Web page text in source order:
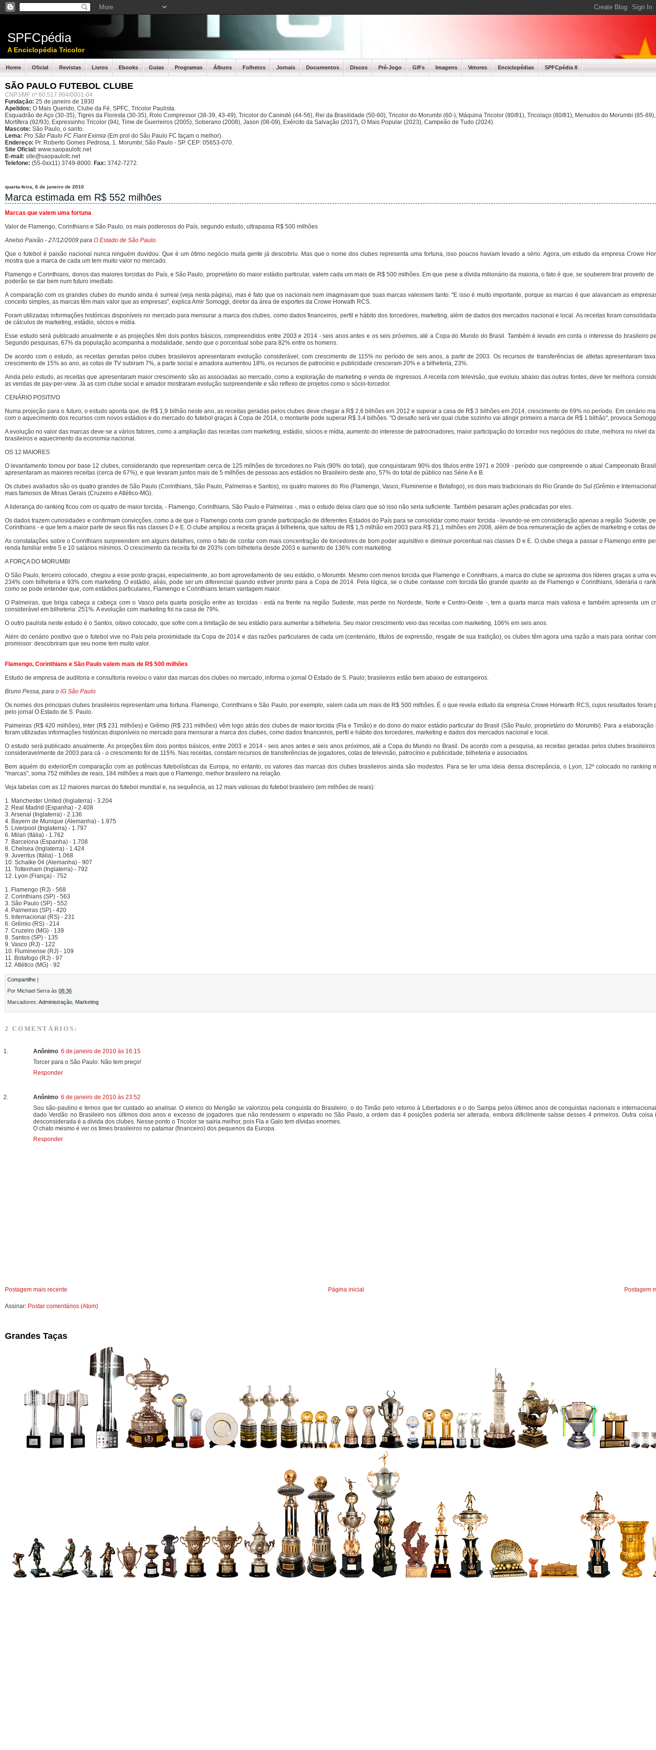
SPFCpédia
A Enciclopédia Tricolor
Home Oficial Revistas Livros Ebooks Guias Programas Álbuns Folhetos Jornais Documentos Discos Pré-Jogo GIFs Imagens Vetores Enciclopédias SPFCpédia II
SÃO PAULO FUTEBOL CLUBE
CNPJ/MF nº 60.517.984/0001-04
Fundação: 25 de janeiro de 1930
Apelidos: O Mais Querido, Clube da Fé, SPFC, Tricolor Paulista.
Esquadrão de Aço (30-35), Tigres da Floresta (30-35), Rolo Compressor (38-39, 43-49), Tricolor do Canindé (44-56), Rei da Brasilidade (50-60), Tricolor do Morumbi (60-), Máquina Tricolor (80/81), Tricolaço (80/81), Menudos do Morumbi (85-
Mortífera (92/93), Expressinho Tricolor (94), Time de Guerreiros (2005), Soberano (2008), Jason (08-09), Exército da Salvação (2017), O Mais Popular (2023), Campeão de Tudo (2024).
Mascote: São Paulo, o santo.
Lema: Pro São Paulo FC Fiant Eximia (Em prol do São Paulo FC façam o melhor).
Endereço: Pr. Roberto Gomes Pedrosa, 1. Morumbi; São Paulo - SP. CEP: 05653-070.
Site Oficial: www.saopaulofc.net
E-mail: site@saopaulofc.net
Telefone: (55-0xx11) 3749-8000. Fax: 3742-7272.
quarta-feira, 6 de janeiro de 2010
Marca estimada em R$ 552 milhões
Marcas que valem uma fortuna
Valor de Flamengo, Corinthians e São Paulo, os mais poderosos do País, segundo estudo, ultrapassa R$ 500 milhões
Anelso Paixão - 27/12/2009 para O Estado de São Paulo.
Que o futebol é paixão nacional nunca ninguém duvidou. Que é um ótimo negócio muita gente já descobriu. Mas que o nome dos clubes representa uma fortuna, isso poucos haviam levado a sério. Agora, um estudo da empresa Crowe
mostra que a marca de cada um tem muito valor no mercado.
Flamengo e Corinthians, donos das maiores torcidas do País, e São Paulo, proprietário do maior estádio particular, valem cada um mais de R$ 500 milhões. Em que pese a dívida milionário da maioria, o fato é que, se souberem tirar proveito de
poderão se dar bem num futuro imediato.
A comparação com os grandes clubes do mundo ainda é surreal (veja nesta página), mas é fato que os nacionais nem imaginavam que suas marcas valessem tanto. "E isso é muito importante, porque as marcas é que alavancam as
conceito simples, as marcas têm mais valor que as empresas", explica Amir Somoggi, diretor da área de esportes da Crowe Horwath RCS.
Foram utilizadas informações históricas disponíveis no mercado para mensurar a marca dos clubes, como dados financeiros, perfil e hábito dos torcedores, marketing, além de dados dos mercados nacional e local. As receitas foram
de cálculos de marketing, estádio, sócios e mídia.
Esse estudo será publicado anualmente e as projeções têm dois pontos básicos, compreendidos entre 2003 e 2014 - seis anos antes e os seis próximos, até a Copa do Mundo do Brasil. Também é levado em conta o interesse do brasileiro
Segundo pesquisas, 67% da população acompanha a modalidade, sendo que o porcentual sobe para 82% entre os homens.
De acordo com o estudo, as receitas geradas pelos clubes brasileiros apresentaram evolução considerável, com crescimento de 115% no período de seis anos, a partir de 2003. Os recursos de transferências de atletas apresentaram
crescimento de 15% ao ano, as cotas de TV subiram 7%, a parte social e amadora aumentou 18%, os recursos de patrocínio e publicidade cresceram 20% e a bilheteria, 23%.
Ainda pelo estudo, as receitas que apresentaram maior crescimento são as associadas ao mercado, como a exploração de marketing e venda de ingressos. A receita com televisão, que evoluiu abaixo das outras fontes, deve ter melhora
as vendas de pay-per-view. Já as com clube social e amador mostraram evolução surpreendente e são reflexo de projetos como o sócio-torcedor.
CENÁRIO POSITIVO
Numa projeção para o futuro, o estudo aponta que, de R$ 1,9 bilhão neste ano, as receitas geradas pelos clubes deve chegar a R$ 2,6 bilhões em 2012 e superar a casa de R$ 3 bilhões em 2014, crescimento de 69% no período. Em cenário
com o aquecimento dos recursos com novos estádios e do mercado do futebol graças à Copa de 2014, o montante pode superar R$ 3,4 bilhões. "O desafio será ver qual clube sozinho vai atingir primeiro a marca de R$ 1 bilhão", provoca
A evolução no valor das marcas deve-se a vários fatores, como a ampliação das receitas com marketing, estádio, sócios e mídia, aumento do interesse de patrocinadores, maior participação do torcedor nos negócios do clube, melhora no nível
brasileiros e aquecimento da economia nacional.
OS 12 MAIORES
O levantamento tomou por base 12 clubes, considerando que representam cerca de 125 milhões de torcedores no País (90% do total), que conquistaram 90% dos títulos entre 1971 e 2009 - período que compreende o atual Campeonato
apresentaram as maiores receitas (cerca de 67%), e que levaram juntos mais de 5 milhões de pessoas aos estádios no Brasileiro deste ano, 57% do total de público nas Série A e B.
Os clubes avaliados são os quatro grandes de São Paulo (Corinthians, São Paulo, Palmeiras e Santos), os quatro maiores do Rio (Flamengo, Vasco, Fluminense e Botafogo), os dois mais tradicionais do Rio Grande do Sul (Grêmio e
mais famosos de Minas Gerais (Cruzeiro e Atlético-MG).
A liderança do ranking ficou com os quatro de maior torcida, - Flamengo, Corinthians, São Paulo e Palmeiras -, mas o estudo deixa claro que só isso não seria suficiente. Também pesaram ações praticadas por eles.
Os dados trazem curiosidades e confirmam convicções, como a de que o Flamengo conta com grande participação de diferentes Estados do País para se consolidar como maior torcida - levando-se em consideração apenas a região Sudeste,
Corinthians - e que tem a maior parte de seus fãs nas classes D e E. O clube ampliou a receita graças à bilheteria, que saltou de R$ 1,5 milhão em 2003 para R$ 21,1 milhões em 2008, além de boa remuneração de ações de marketing e cotas de
As constatações sobre o Corinthians surpreendem em alguns detalhes, como o fato de contar com mais concentração de torcedores de bom poder aquisitivo e diminuir porcentual nas classes D e E. O clube chega a passar o Flamengo entre
renda familiar entre 5 e 10 salários mínimos. O crescimento da receita foi de 203% com bilheteria desde 2003 e aumento de 136% com marketing.
A FORÇA DO MORUMBI
O São Paulo, terceiro colocado, chegou a esse posto graças, especialmente, ao bom aproveitamento de seu estádio, o Morumbi. Mesmo com menos torcida que Flamengo e Corinthians, a marca do clube se aproxima dos líderes graças a uma
234% com bilheteria e 93% com marketing. O estádio, aliás, pode ser um diferencial quando estiver pronto para a Copa de 2014. Pela lógica, se o clube contasse com torcida tão grande quanto as de Flamengo e Corinthians, lideraria o
como se pode entender que, com estádios particulares, Flamengo e Corinthians teriam vantagem maior.
O Palmeiras, que briga cabeça a cabeça com o Vasco pela quarta posição entre as torcidas - está na frente na região Sudeste, mas perde no Nordeste, Norte e Centro-Oeste -, tem a quarta marca mais valiosa e também apresenta um
considerável em bilheteria: 251%. A evolução com marketing foi na casa de 79%.
O outro paulista neste estudo é o Santos, oitavo colocado, que sofre com a limitação de seu estádio para aumentar a bilheteria. Seu maior crescimento veio das receitas com marketing, 106% em seis anos.
Além do cenário positivo que o futebol vive no País pela proximidade da Copa de 2014 e das razões particulares de cada um (centenário, títulos de expressão, resgate de sua tradição), os clubes têm agora uma razão a mais para sonhar
promissor: descobriram que seu nome tem muito valor.
Flamengo, Corinthians e São Paulo valem mais de R$ 500 milhões
Estudo de empresa de auditoria e consultoria revelou o valor das marcas dos clubes no mercado, informa o jornal O Estado de S. Paulo; brasileiros estão bem abaixo de estrangeiros.
Bruno Pessa, para o iG São Paulo
Os nomes dos principais clubes brasileiros representam uma fortuna. Flamengo, Corinthians e São Paulo, por exemplo, valem cada um mais de R$ 500 milhões. É o que revela estudo da empresa Crowe Horwarth RCS, cujos resultados foram
pelo jornal O Estado de S. Paulo.
Palmeiras (R$ 420 milhões), Inter (R$ 231 milhões) e Grêmio (R$ 231 milhões) vêm logo atrás dos clubes de maior torcida (Fla e Timão) e do dono do maior estádio particular do Brasil (São Paulo, proprietário do Morumbi). Para a elaboração
foram utilizadas informações históricas disponíveis no mercado para mensurar a marca dos clubes, como dados financeiros, perfil e hábito dos torcedores, marketing e dados dos mercados nacional e local.
O estudo será publicado anualmente. As projeções têm dois pontos básicos, entre 2003 e 2014 - seis anos antes e seis anos próximos, até a Copa do Mundo no Brasil. De acordo com a pesquisa, as receitas geradas pelos clubes
consideravelmente de 2003 para cá - o crescimento foi de 115%. Nas receitas, constam recursos de transferências de jogadores, cotas de televisão, patrocínio e publicidade, bilheteria e associados.
Bem aquém do exteriorEm comparação com as potências futebolísticas da Europa, no entanto, os valores das marcas dos clubes brasileiros ainda são modestos. Para se ter uma ideia dessa discrepância, o Lyon, 12º colocado no ranking
"marcas", soma 752 milhões de reais, 184 milhões a mais que o Flamengo, melhor brasileiro na relação.
Veja tabelas com as 12 maiores marcas do futebol mundial e, na sequência, as 12 mais valiosas do futebol brasileiro (em milhões de reais):
1. Manchester United (Inglaterra) - 3.204
2. Real Madrid (Espanha) - 2.408
3. Arsenal (Inglaterra) - 2.136
4. Bayern de Munique (Alemanha) - 1.975
5. Liverpool (Inglaterra) - 1.797
6. Milan (Itália) - 1.762
7. Barcelona (Espanha) - 1.708
8. Chelsea (Inglaterra) - 1.424
9. Juventus (Itália) - 1.068
10. Schalke 04 (Alemanha) - 907
11. Tottenham (Inglaterra) - 792
12. Lyon (França) - 752
1. Flamengo (RJ) - 568
2. Corinthians (SP) - 563
3. São Paulo (SP) - 552
4. Palmeiras (SP) - 420
5. Internacional (RS) - 231
6. Grêmio (RS) - 214
7. Cruzeiro (MG) - 139
8. Santos (SP) - 135
9. Vasco (RJ) - 122
10. Fluminense (RJ) - 109
11. Botafogo (RJ) - 97
12. Atlético (MG) - 92
Compartilhe |
Por Michael Serra às 08:36
Marcadores: Administração Marketing
2 COMENTÁRIOS:
Anônimo 6 de janeiro de 2010 às 16:15
Torcer para o São Paulo: Não tem preço!
Responder
Anônimo 6 de janeiro de 2010 às 23:52
Sou são-paulino e temos que ter cuidado ao analisar. O elenco do Mengão se valorizou pela conquista do Brasileiro, o do Timão pelo retorno à Libertadores e o do Sampa pelos últimos anos de conquistas nacionais e
dado Verdão no Brasileiro nos últimos dois anos e excesso de jogadores que não rendessem o esperado no São Paulo, a ordem das 4 posições poderia ser alterada, embora dificilmente saísse desses 4 primeiros. Outra coisa
desconsiderada é a dívida dos clubes. Nesse ponto o Tricolor se sairia melhor, pois Fla e Galo tem dívidas enormes.
O chato mesmo é ver os times brasileiros no patamar (financeiro) dos pequenos da Europa.
Responder
Postagem mais recente Postagem
Página inicial
Assinar: Postar comentários (Atom)
Grandes Taças